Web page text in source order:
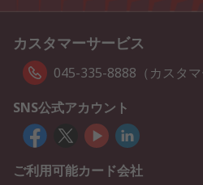
カスタマーサービス
045-335-8888（カスタマ
SNS公式アカウント
ご利用可能カード会社